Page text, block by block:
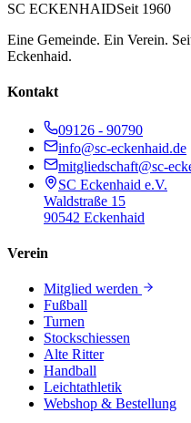
SC ECKENHAIDSeit 1960
Eine Gemeinde. Ein Verein.
Eckenhaid.
Kontakt
09126 - 90790
info@sc-eckenhaid.de
mitgliedschaft@sc-
SC Eckenhaid e.V.
Waldstraße 15
90542 Eckenhaid
Verein
Mitglied werden
Fußball
Turnen
Stockschiessen
Alte Ritter
Handball
Leichtathletik
Webshop & Bestellung